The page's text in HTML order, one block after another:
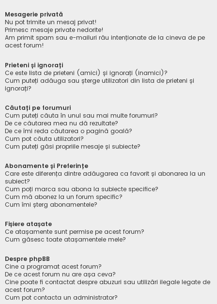
Mesagerie privată
Nu pot trimite un mesaj privat!
Primesc mesaje private nedorite!
Am primit spam sau e-mailuri rău intenționate de la cineva de pe
acest forum!
Prieteni și ignorați
Ce este lista de prieteni (amici) și ignorați (inamici)?
Cum puteți adăuga sau șterge utilizatori din lista de prieteni și
ignorați?
Căutați pe forumuri
Cum puteți căuta în unul sau mai multe forumuri?
De ce căutarea mea nu dă rezultate?
De ce îmi reda căutarea o pagină goală?
Cum pot căuta utilizatori?
Cum puteți găsi propriile mesaje și subiecte?
Abonamente și Preferințe
Care este diferența dintre adăugarea ca favorit și abonarea la un
subiect?
Cum poți marca sau abona la subiecte specifice?
Cum mă abonez la un forum specific?
Cum îmi șterg abonamentele?
Fișiere atașate
Ce atașamente sunt permise pe acest forum?
Cum găsesc toate atașamentele mele?
Despre phpBB
Cine a programat acest forum?
De ce acest forum nu are așa ceva?
Cine poate fi contactat despre abuzuri sau utilizări ilegale legate de
acest forum?
Cum pot contacta un administrator?